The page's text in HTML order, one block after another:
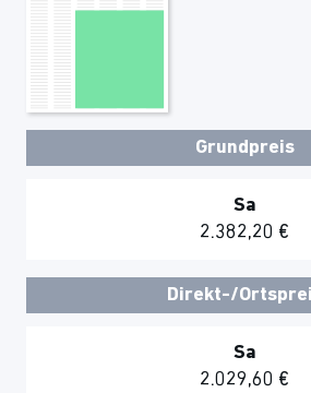
Grundpreis
Sa
2.382,20 €
Direkt-/
Sa
2.029,60 €